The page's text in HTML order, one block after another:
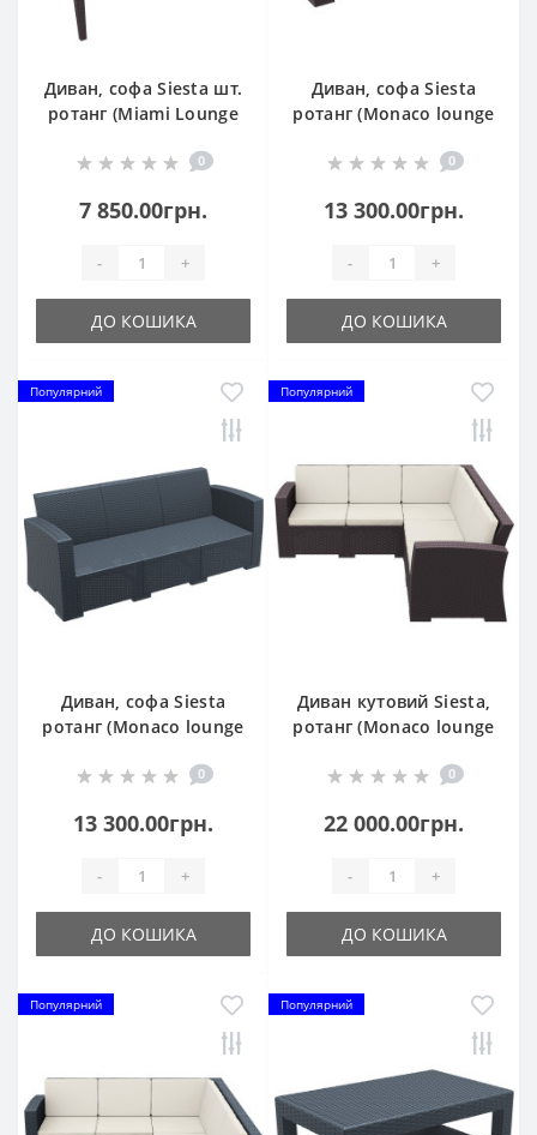
Диван, софа Siesta шт.
ротанг (Miami Lounge
0
7 850.00грн.
- +
ДО КОШИКА
Диван, софа Siesta
ротанг (Monaco lounge
Brown
0
13 300.00грн.
- +
ДО КОШИКА
Популярний
Диван, софа Siesta
ротанг (Monaco lounge
Grey
0
13 300.00грн.
- +
ДО КОШИКА
Популярний
Диван кутовий Siesta,
ротанг (Monaco lounge
0
22 000.00грн.
- +
ДО КОШИКА
Популярний Популярний